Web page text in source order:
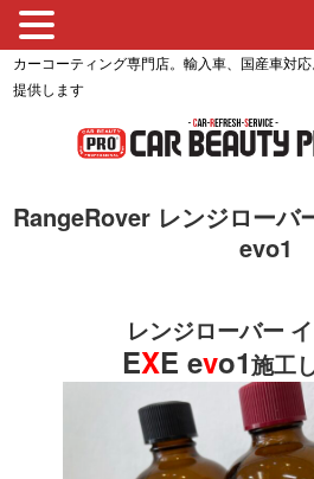
カーコーティング専門店。輸入車、国産車対
提供します
RangeRover レンジロー
evo1
レンジローバー
EXE evo1施工